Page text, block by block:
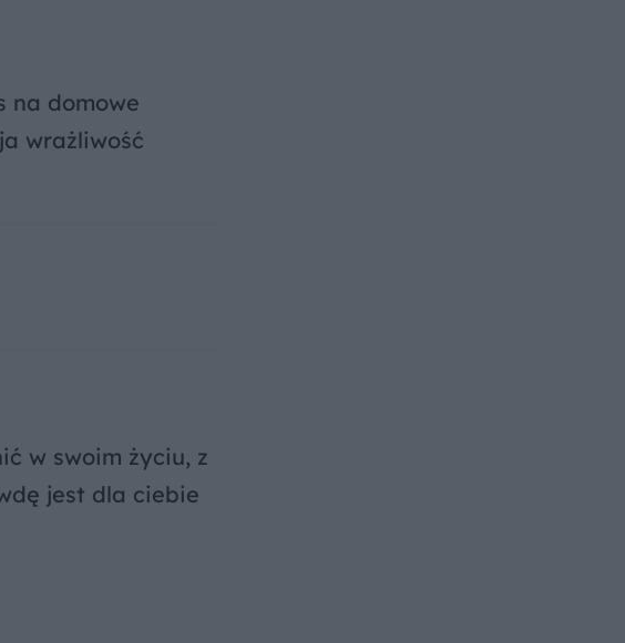
na domowe
wrażliwość
w swoim życiu, z
jest dla ciebie